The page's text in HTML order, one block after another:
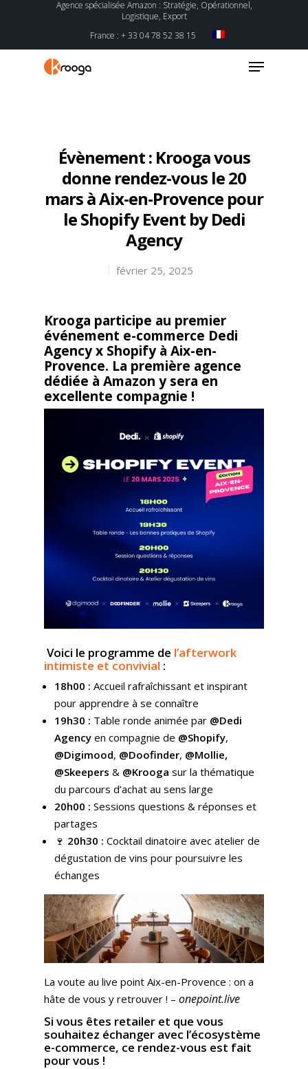
Agence spécialisée Amazon : Stratégie, Opérationnel,
Logistique, Export
France : + 33 04 78 52 38 15
Évènement : Krooga vous
donne rendez-vous le 20
mars à Aix-en-Provence pour
le Shopify Event by Dedi
Agency
février 25, 2025
Krooga participe au premier
événement e-commerce Dedi
Agency x Shopify à Aix-en-
Provence. La première agence
dédiée à Amazon y sera en
excellente compagnie !
Voici le programme de l’afterwork
intimiste et convivial :
18h00 : Accueil rafraîchissant et inspirant
pour apprendre à se connaître
19h30 : Table ronde animée par @Dedi
Agency en compagnie de @Shopify,
@Digimood, @Doofinder, @Mollie,
@Skeepers & @Krooga sur la thématique
du parcours d’achat au sens large
20h00 : Sessions questions & réponses et
partages
🍷 20h30 : Cocktail dinatoire avec atelier de
dégustation de vins pour poursuivre les
échanges
La voute au live point Aix-en-Provence : on a
hâte de vous y retrouver ! – onepoint.live
Si vous êtes retailer et que vous
souhaitez échanger avec l’écosystème
e-commerce, ce rendez-vous est fait
pour vous !